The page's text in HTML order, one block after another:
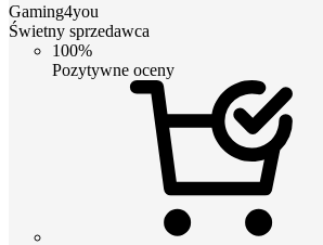
Gaming4you
Świetny sprzedawca
100%
Pozytywne oceny